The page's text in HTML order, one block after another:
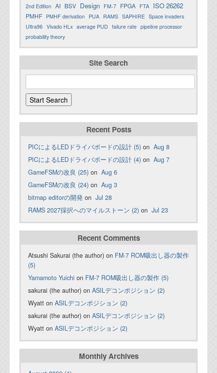
2nd Edition AI BSV Design FM-7 FPGA FTA ISO 26262
PMHF PMHF derivation PUA RAMS SAPHIRE Space invaders
Ultra96 Vivado HLx average PUD failure rate pipeline processor
probability theory
Site Search
Recent Posts
PICによるLEDドライバボードの設計 (5) on Aug 8
PICによるLEDドライバボードの設計 (4) on Aug 7
GameFSMの改良 (25) on Aug 6
GameFSMの改良 (24) on Aug 3
bitmap editorの開発 on Jul 28
RAMS 2027採択へのマイルストーン (2) on Jul 23
Recent Comments
Atsushi Sakurai (the author) on FM-7 ROM吸出し器の製作
(5)
Yamamoto Yuichi on FM-7 ROM吸出し器の製作 (5)
sakurai (the author) on ASILデコンポジション (2)
Wyatt on ASILデコンポジション (2)
sakurai (the author) on ASILデコンポジション (2)
Wyatt on ASILデコンポジション (2)
Monthly Archives